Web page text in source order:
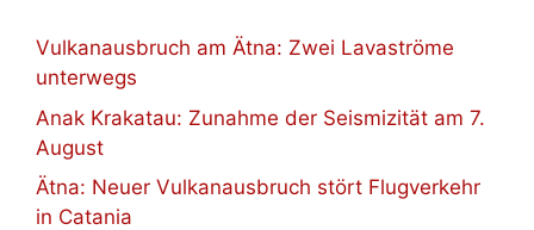
Vulkanausbruch am Ätna: Zwei Lavaströme
unterwegs
Anak Krakatau: Zunahme der Seismizität am 7.
August
Ätna: Neuer Vulkanausbruch stört Flugverkehr
in Catania